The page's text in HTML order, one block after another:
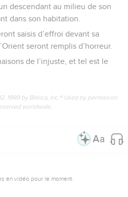
descendant au milieu de son
dans son habitation.
saisis d’effroi devant sa
seront remplis d’horreur.
de l’injuste, et tel est le
1999 by Biblica, Inc.® Used by permission.
worldwide.
en vidéo pour le moment.